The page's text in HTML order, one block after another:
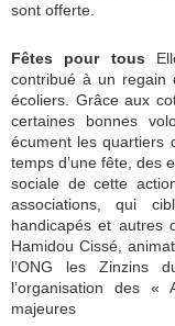
sont offerte.
Fêtes pour tous
contribué à un regain
écoliers. Grâce aux
certaines bonnes
écument les quartiers
temps d’une fête, des
sociale de cette
associations, qui
handicapés et autres
Hamidou Cissé,
l’ONG les Zinzins
l’organisation des
majeures